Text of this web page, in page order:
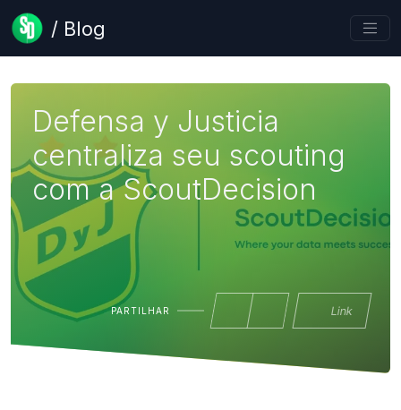
/ Blog
Defensa y Justicia
centraliza seu scouting
com a ScoutDecision
PARTILHAR Link